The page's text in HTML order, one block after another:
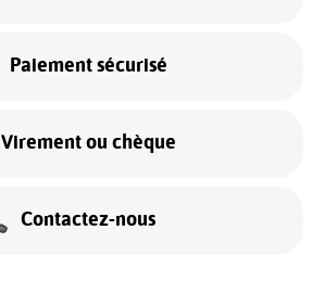
Paiement sécurisé
Virement ou chèque
Contactez-nous